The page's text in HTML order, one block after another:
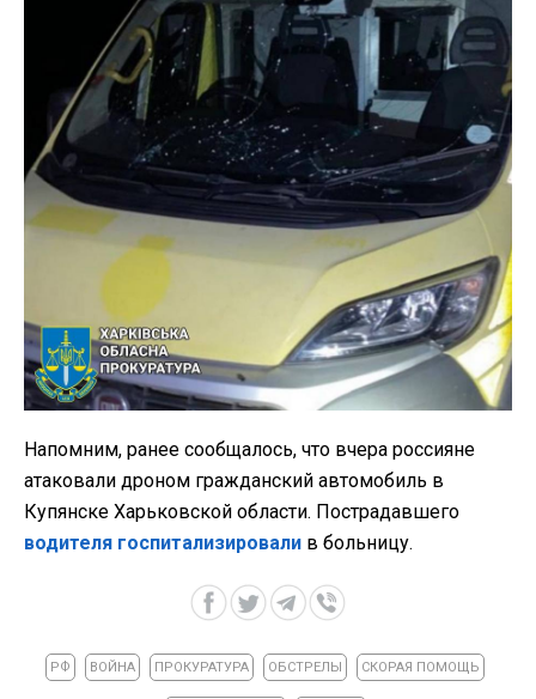
Напомним, ранее сообщалось, что вчера россияне
атаковали дроном гражданский автомобиль в
Купянске Харьковской области. Пострадавшего
водителя госпитализировали в больницу.
РФ ВОЙНА ПРОКУРАТУРА ОБСТРЕЛЫ СКОРАЯ ПОМОЩЬ